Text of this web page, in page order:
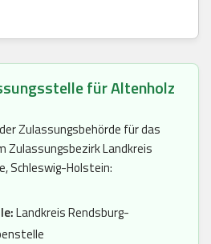
für Altenholz
Zulassungsbehörde für das
Zulassungsbezirk Landkreis
Schleswig-Holstein:
Landkreis Rendsburg-